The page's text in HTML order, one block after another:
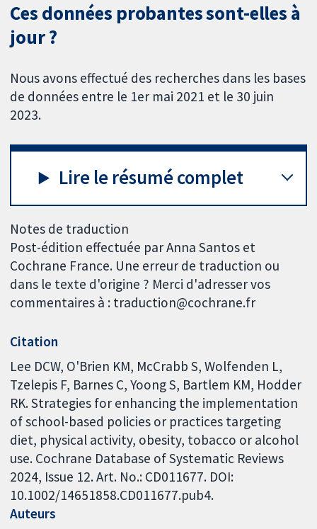
Ces données probantes sont-elles à
jour ?
Nous avons effectué des recherches dans les bases
de données entre le 1er mai 2021 et le 30 juin
2023.
Lire le résumé complet
Notes de traduction
Post-édition effectuée par Anna Santos et
Cochrane France. Une erreur de traduction ou
dans le texte d'origine ? Merci d'adresser vos
commentaires à : traduction@cochrane.fr
Citation
Lee DCW, O'Brien KM, McCrabb S, Wolfenden L,
Tzelepis F, Barnes C, Yoong S, Bartlem KM, Hodder
RK. Strategies for enhancing the implementation
of school-based policies or practices targeting
diet, physical activity, obesity, tobacco or alcohol
use. Cochrane Database of Systematic Reviews
2024, Issue 12. Art. No.: CD011677. DOI:
10.1002/14651858.CD011677.pub4.
Auteurs